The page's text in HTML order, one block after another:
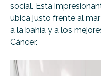
social. Esta
ubica justo frente al
a la bahía y a los
Cáncer.